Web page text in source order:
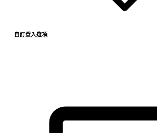
自訂登入選項